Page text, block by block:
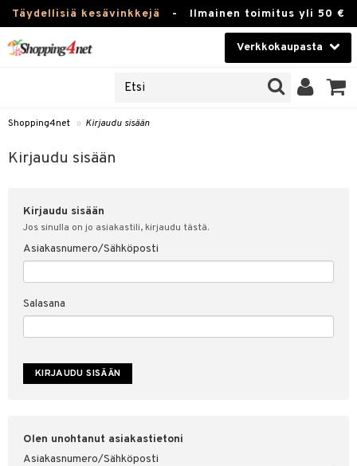
Täydellisiä kesävinkkejä - Ilmainen toimitus yli 50 €
Verkkokaupasta
Piilolinssit
Luontaistuotteet
Fitness
Koti & Sisustus
Lelut, Lapsi & Vauva
Tuotemerkkejä
Shopping4net » Kirjaudu sisään
Kirjaudu sisään
Kirjaudu sisään
Jos sinulla on jo asiakastili, kirjaudu tästä.
Asiakasnumero/Sähköposti
Salasana
Olen unohtanut asiakastietoni
Asiakasnumero/Sähköposti
sisään
& vastauksia
myyntiehdot
suojaus